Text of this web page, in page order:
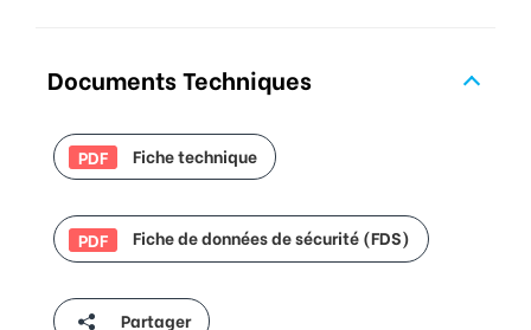
Documents Techniques
PDF Fiche technique
PDF Fiche de données de sécurité (FDS)
Partager